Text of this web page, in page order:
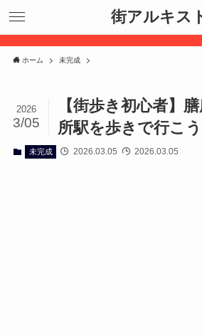
街アルキス
ホーム 未完成
【街歩き初心者】
所駅を歩きで行こう
2026
3/05
未完成 2026.03.05 2026.03.05